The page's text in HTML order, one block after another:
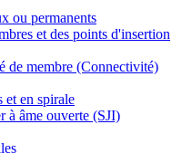
ou permanents
et des points d'insertion
de membre (Connectivité)
et en spirale
à âme ouverte (SJI)